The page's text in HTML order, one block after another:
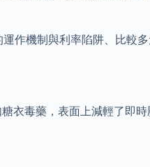
作機制與利率陷阱、比較
衣毒藥，表面上減輕了即